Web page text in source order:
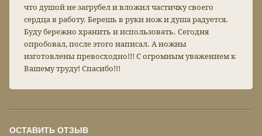
что душой не загрубел и вложил частичку своего
сердца в работу. Берешь в руки нож и душа радуется.
Буду бережно хранить и использовать. Сегодня
опробовал, после этого написал. А ножны
изготовлены превосходно!!! С огромным уважением к
Вашему труду! Спасибо!!!
ОСТАВИТЬ ОТЗЫВ